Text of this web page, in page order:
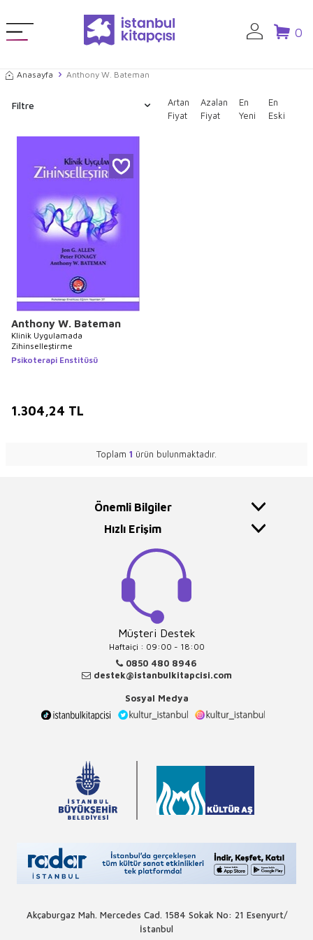
0
Anasayfa Anthony W. Bateman
Filtre
Artan
Fiyat
Azalan
Fiyat
En
Yeni
En
Eski
Anthony W. Bateman
Klinik Uygulamada
Zihinselleştirme
Psikoterapi Enstitüsü
1.304,24 TL
Toplam 1 ürün bulunmaktadır.
Önemli Bilgiler
Hızlı Erişim
Müşteri Destek
Haftaiçi : 09:00 - 18:00
0850 480 8946
destek@istanbulkitapcisi.com
Sosyal Medya
Akçaburgaz Mah. Mercedes Cad. 1584 Sokak No: 21 Esenyurt/
İstanbul